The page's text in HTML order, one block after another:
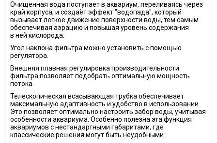
Очищенная вода поступает в аквариум, переливаясь через
край корпуса, и создаёт эффект "водопада", который
вызывает легкое движение поверхности воды, тем самым
обеспечивая аэрацию и повышая уровень содержания
в ней кислорода.
Угол наклона фильтра можно установить с помощью
регулятора.
Внешняя плавная регулировка производительности
фильтра позволяет подобрать оптимальную мощность
потока.
Телескопическая всасывающая трубка обеспечивает
максимальную адаптивность и удобство в использовании.
Это позволяет оптимально настроить забор воды, учитывая
особенности аквариума. Особенно полезна эта функция
аквариумов с нестандартными габаритами, где
классические решения могут быть неудобными.